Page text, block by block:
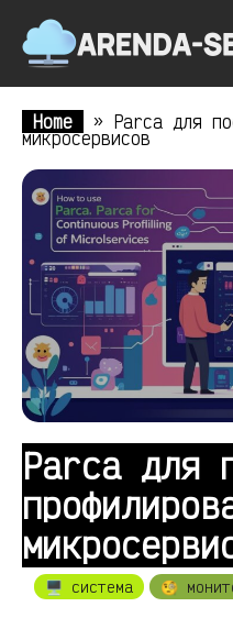
Home » Parca для
микросервисов
Parca для
🖥️ система 🧐